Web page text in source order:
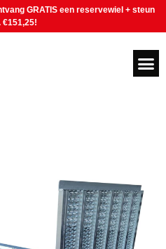
GRATIS een reservewiel + steun
€151,25!